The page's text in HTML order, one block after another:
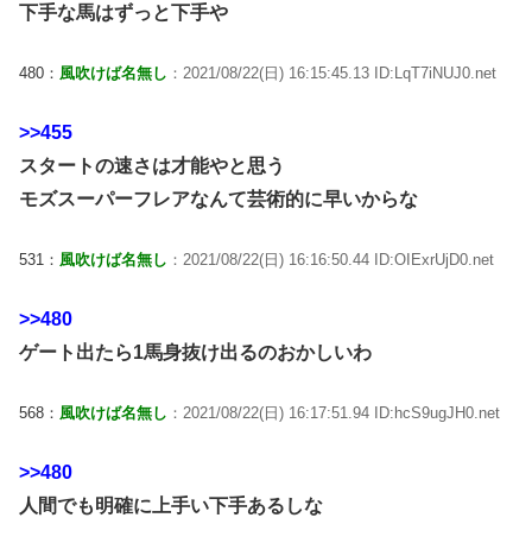
下手な馬はずっと下手や
480： 風吹けば名無し ：2021/08/22(日) 16:15:45.13 ID:LqT7iNUJ0.net
>>455
スタートの速さは才能やと思う
モズスーパーフレアなんて芸術的に早いからな
531： 風吹けば名無し ：2021/08/22(日) 16:16:50.44 ID:OIExrUjD0.net
>>480
ゲート出たら1馬身抜け出るのおかしいわ
568： 風吹けば名無し ：2021/08/22(日) 16:17:51.94 ID:hcS9ugJH0.net
>>480
人間でも明確に上手い下手あるしな